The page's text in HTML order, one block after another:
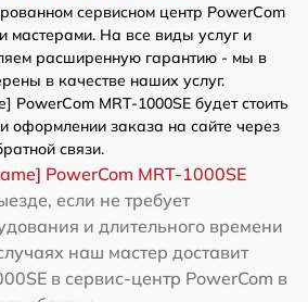
сервисном центр PowerCom
мастерами. На все виды услуг и
расширенную гарантию - мы в
в качестве наших услуг.
PowerCom MRT-1000SE будет стоить
оформлении заказа на сайте через
связи.
PowerCom MRT-1000SE
если не требует
и длительного времени
наш мастер доставит
в сервис-центр PowerCom в